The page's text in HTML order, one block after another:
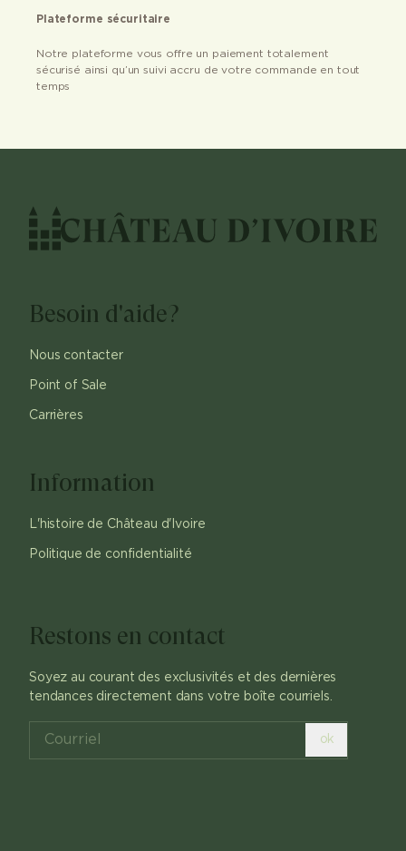
Plateforme sécuritaire
Notre plateforme vous offre un paiement totalement
sécurisé ainsi qu’un suivi accru de votre commande en tout
temps
Besoin d'aide?
Nous contacter
Point of Sale
Carrières
Information
L'histoire de Château d'Ivoire
Politique de confidentialité
Restons en contact
Soyez au courant des exclusivités et des dernières
tendances directement dans votre boîte courriels.
ok